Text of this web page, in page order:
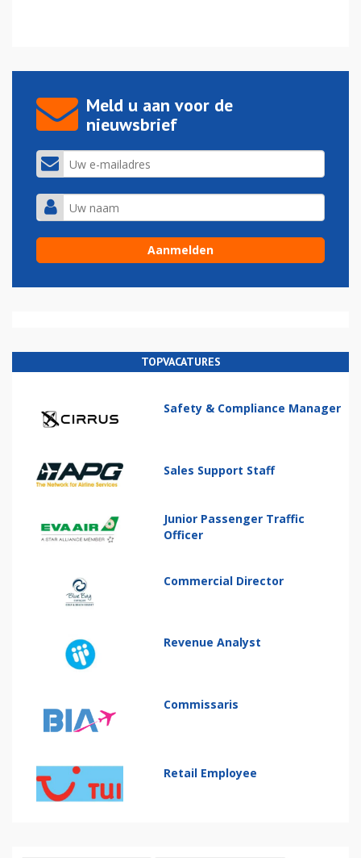
Meld u aan voor de
nieuwsbrief
TOPVACATURES
Safety & Compliance Manager
Sales Support Staff
Junior Passenger Traffic
Officer
Commercial Director
Revenue Analyst
Commissaris
Retail Employee